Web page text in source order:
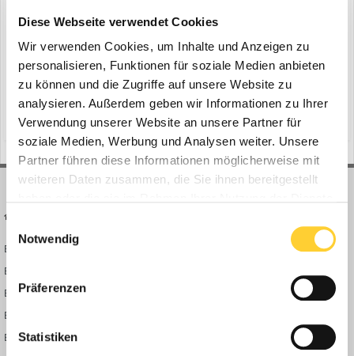
Diese Webseite verwendet Cookies
Wir verwenden Cookies, um Inhalte und Anzeigen zu
personalisieren, Funktionen für soziale Medien anbieten
zu können und die Zugriffe auf unsere Website zu
analysieren. Außerdem geben wir Informationen zu Ihrer
Verwendung unserer Website an unsere Partner für
soziale Medien, Werbung und Analysen weiter. Unsere
Partner führen diese Informationen möglicherweise mit
weiteren Daten zusammen, die Sie ihnen bereitgestellt
Einwilligungsauswahl
Notwendig
Präferenzen
Statistiken
ein Thema erstellte Bauforum24 inNews aus der
Baumaschinen Industrie
Vilvoorde, April 2021 - Sie würden Ihren Maschineneinsatz gerne
deutlich optimieren? Die neuen Komatsu-Bagger PC360LCi-11 und
PC360NLCi-11 mit iMC 2.0 bieten ein Komplettpaket aus hoher
Produktivität bei Erdbewegungseinsätzen und präzisem Planum.
Aufbauend auf dem Erfolg der ab Werk vollständig inte...
21. April 2021
Bauforum24 News
Bauforum24 TV
BF24 Mediathek
BF24 Fotostrecken
Bauforum Shop